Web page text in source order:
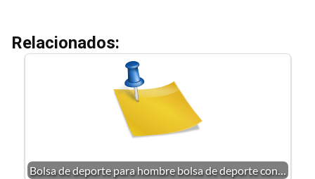
Relacionados:
Bolsa de deporte para hombre bolsa de deporte con…